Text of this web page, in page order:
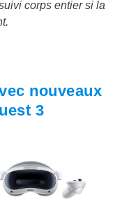
corps entier si la
nouveaux
3